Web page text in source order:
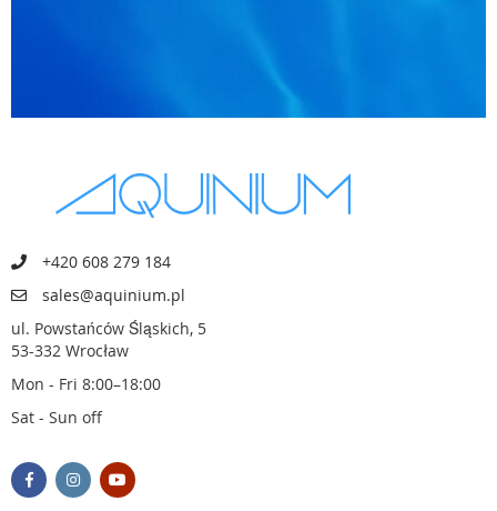
+420 608 279 184
sales@aquinium.pl
ul. Powstańców Śląskich, 5
53-332 Wrocław
Mon - Fri 8:00–18:00
Sat - Sun off